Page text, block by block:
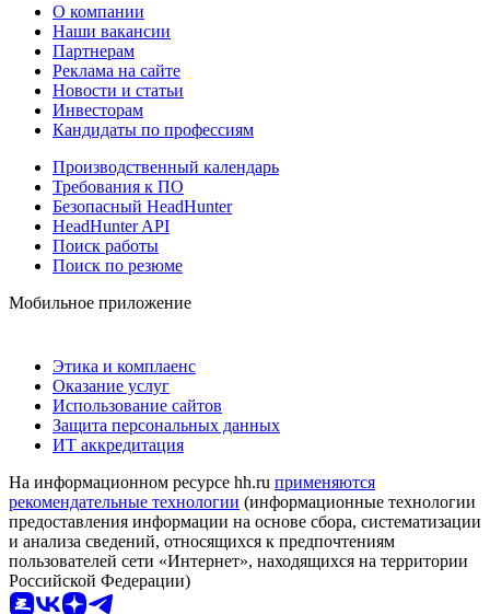
О компании
Наши вакансии
Партнерам
Реклама на сайте
Новости и статьи
Инвесторам
Кандидаты по профессиям
Производственный календарь
Требования к ПО
Безопасный HeadHunter
HeadHunter API
Поиск работы
Поиск по резюме
Мобильное приложение
Этика и комплаенс
Оказание услуг
Использование сайтов
Защита персональных данных
ИТ аккредитация
На информационном ресурсе hh.ru применяются
рекомендательные технологии (информационные технологии
предоставления информации на основе сбора, систематизации
и анализа сведений, относящихся к предпочтениям
пользователей сети «Интернет», находящихся на территории
Российской Федерации)